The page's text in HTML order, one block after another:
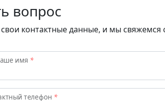
кампания
вопрос
контактные данные, и мы свяжемся
имя *
телефон *